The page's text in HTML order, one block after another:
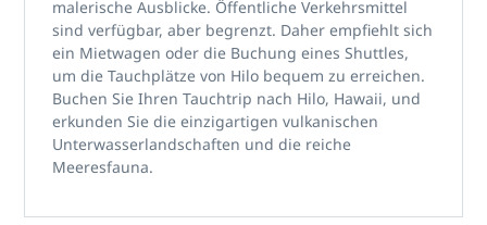
malerische Ausblicke. Öffentliche Verkehrsmittel
sind verfügbar, aber begrenzt. Daher empfiehlt sich
ein Mietwagen oder die Buchung eines Shuttles,
um die Tauchplätze von Hilo bequem zu erreichen.
Buchen Sie Ihren Tauchtrip nach Hilo, Hawaii, und
erkunden Sie die einzigartigen vulkanischen
Unterwasserlandschaften und die reiche
Meeresfauna.